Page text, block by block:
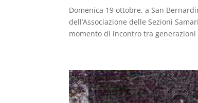
Domenica 19 ottobre, a San
dell’Associazione delle Sezioni
momento di incontro tra